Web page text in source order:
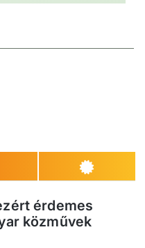
érdemes
közművek